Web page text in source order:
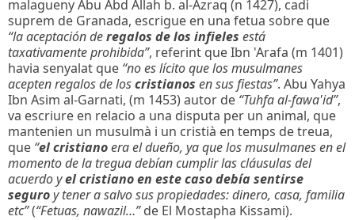
malagueny Abu Abd Allah b. al-Azraq (n 1427), cadi
suprem de Granada, escrigue en una fetua sobre que
“la aceptación deregalos de los infieles está
taxativamente prohibida”, referint que Ibn 'Arafa (m 1401)
havia senyalat que “no es lícito que los musulmanes
acepten regalos de loscristianos en sus fiestas”. Abu Yahya
Ibn Asim al-Garnati, (m 1453) autor de “Tuhfa al-fawa'id”,
va escriure en relacio a una disputa per un animal, que
mantenien un musulmà i un cristià en temps de treua,
que “el cristianoera el dueño, ya que los musulmanes en el
momento de la tregua debían cumplir las cláusulas del
acuerdo yel cristiano en este caso debía sentirse
seguroy tener a salvo sus propiedades: dinero, casa, familia
etc”(“Fetuas, nawazil…”de El Mostapha Kissami).